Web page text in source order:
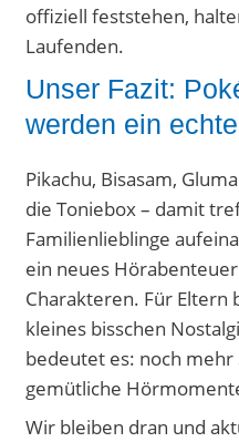
offiziell feststehen,
Laufenden.
Unser Fazit:
werden ein
Pikachu, Bisasam,
die Toniebox – damit
Familienlieblinge
ein neues
Charakteren. Für Eltern
kleines bisschen
bedeutet es: noch
gemütliche
Wir bleiben dran und